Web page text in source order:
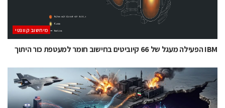
מיחשוב קוונטי
IBM הפעילה מעגל של 66 קיוביטים בחישוב חומר למעטפת כור היתוך